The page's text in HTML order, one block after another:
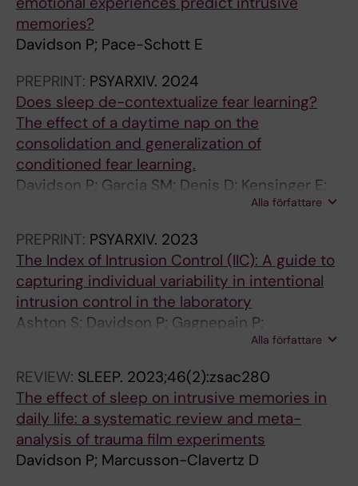
memories?
Davidson P; Pace-Schott E
PREPRINT: PSYARXIV. 2024
Does sleep de-contextualize fear learning?
The effect of a daytime nap on the
consolidation and generalization of
conditioned fear learning.
Davidson P; Garcia SM; Denis D; Kensinger E;
Alla författare
PREPRINT: PSYARXIV. 2023
The Index of Intrusion Control (IIC): A guide to
capturing individual variability in intentional
intrusion control in the laboratory
Ashton S; Davidson P; Gagnepain P;
Hellerstedt R; Satish A; Smeets T; Quaedflieg
Alla författare
REVIEW: SLEEP. 2023;46(2):zsac280
The effect of sleep on intrusive memories in
daily life: a systematic review and meta-
analysis of trauma film experiments
Davidson P; Marcusson-Clavertz D